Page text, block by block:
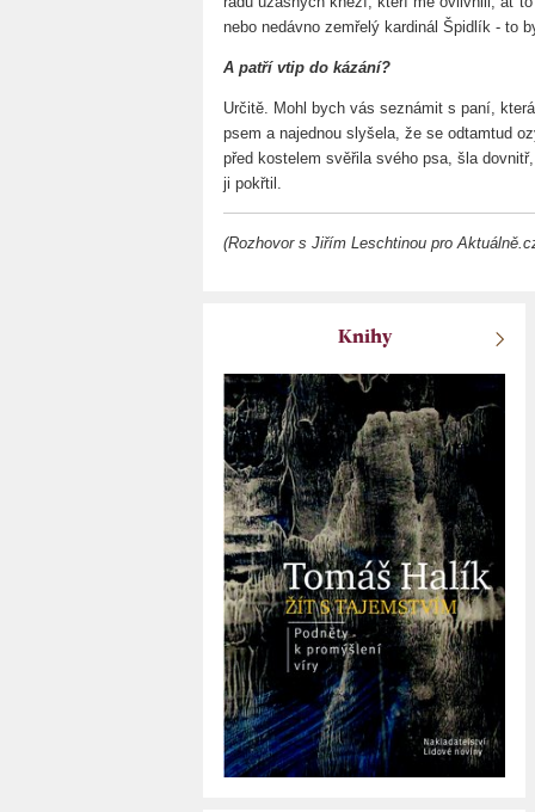
nebo nedávno zemřelý kardinál Špidlík - to
A patří vtip do kázání?
Určitě. Mohl bych vás seznámit s paní,
psem a najednou slyšela, že se odtamtud
před kostelem svěřila svého psa, šla
ji pokřtil.
(Rozhovor s Jiřím Leschtinou pro
Knihy